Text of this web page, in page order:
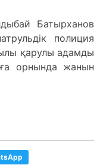
Батырханов
полиция
қарулы адамды
орнында жанын